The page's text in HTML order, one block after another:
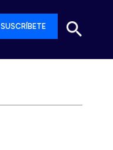
SUSCRÍBETE